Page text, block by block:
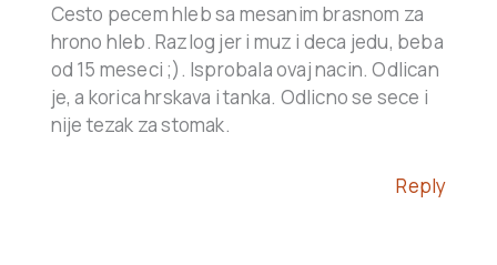
Cesto pecem hleb sa mesanim brasnom za
hrono hleb. Razlog jer i muz i deca jedu, beba
od 15 meseci ;). Isprobala ovaj nacin. Odlican
je, a korica hrskava i tanka. Odlicno se sece i
nije tezak za stomak.
Reply